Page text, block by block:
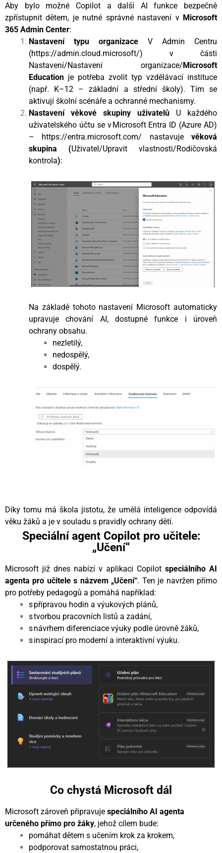
Aby bylo možné Copilot a další AI funkce bezpečně
zpřístupnit dětem, je nutné správné nastavení v Microsoft
365 Admin Center:
Nastavení typu organizace V Admin Centru
(https://admin.cloud.microsoft/) v části
Nastavení/Nastavení organizace/Microsoft
Education je potřeba zvolit typ vzdělávací instituce
(např. K–12 – základní a střední školy). Tím se
aktivují školní scénáře a ochranné mechanismy.
Nastavení věkové skupiny uživatelů U každého
uživatelského účtu se v Microsoft Entra ID (Azure AD)
– https://entra.microsoft.com/ nastavujevěková
skupina (Uživatel/Upravit vlastnosti/Rodičovská
kontrola):
Na základě tohoto nastavení Microsoft automaticky
upravuje chování AI, dostupné funkce i úroveň
ochrany obsahu.
nezletilý,
nedospělý,
dospělý.
Díky tomu má škola jistotu, že umělá inteligence odpovídá
věku žáků a je v souladu s pravidly ochrany dětí.
Speciální agent Copilot pro učitele:
„Učení“
Microsoft již dnes nabízí v aplikaci Copilot speciálního AI
agenta pro učitele s názvem „Učení“. Ten je navržen přímo
pro potřeby pedagogů a pomáhá například:
s přípravou hodin a výukových plánů,
s tvorbou pracovních listů a zadání,
s návrhem diferenciace výuky podle úrovně žáků,
s inspirací pro moderní a interaktivní výuku.
Co chystá Microsoft dál
Microsoft zároveň připravuje speciálního AI agenta
určeného přímo pro žáky, jehož cílem bude:
pomáhat dětem s učením krok za krokem,
podporovat samostatnou práci,